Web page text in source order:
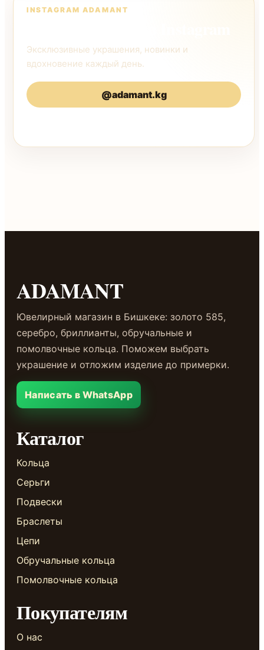
INSTAGRAM ADAMANT
Эксклюзивные украшения, новинки и
вдохновение каждый день.
@adamant.kg
ADAMANT
Ювелирный магазин в Бишкеке: золото 585,
серебро, бриллианты, обручальные и
помолвочные кольца. Поможем выбрать
украшение и отложим изделие до примерки.
Написать в WhatsApp
Каталог
Кольца
Серьги
Подвески
Браслеты
Цепи
Обручальные кольца
Помолвочные кольца
Покупателям
О нас